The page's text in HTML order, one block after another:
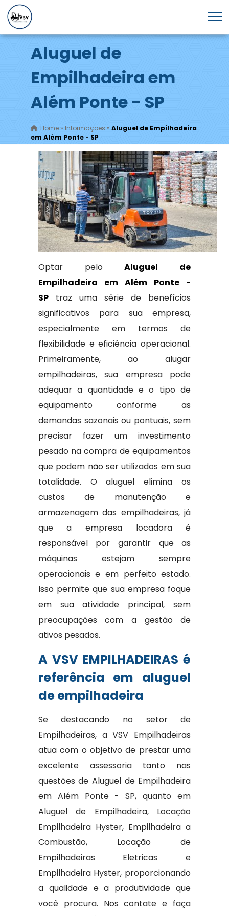
Aluguel de
Empilhadeira em
Além Ponte - SP
Home» Informações » Aluguel de Empilhadeira
em Além Ponte - SP
Optar peloAluguel de
Empilhadeira em Além Ponte -
SPtraz uma série de benefícios
significativos para sua empresa,
especialmente em termos de
flexibilidade e eficiência operacional.
Primeiramente, ao alugar
empilhadeiras, sua empresa pode
adequar a quantidade e o tipo de
equipamento conforme as
demandas sazonais ou pontuais, sem
precisar fazer um investimento
pesado na compra de equipamentos
que podem não ser utilizados em sua
totalidade. O aluguel elimina os
custos de manutenção e
armazenagem das empilhadeiras, já
que a empresa locadora é
responsável por garantir que as
máquinas estejam sempre
operacionais e em perfeito estado.
Isso permite que sua empresa foque
em sua atividade principal, sem
preocupações com a gestão de
ativos pesados.
A VSV EMPILHADEIRAS é
referência em aluguel
de empilhadeira
Se destacando no setor de
Empilhadeiras, a VSV Empilhadeiras
atua com o objetivo de prestar uma
excelente assessoria tanto nas
questões de Aluguel de Empilhadeira
em Além Ponte - SP, quanto em
Aluguel de Empilhadeira, Locação
Empilhadeira Hyster, Empilhadeira a
Combustão, Locação de
Empilhadeiras Eletricas e
Empilhadeira Hyster, proporcionando
a qualidade e a produtividade que
você procura. Nos contate e faça